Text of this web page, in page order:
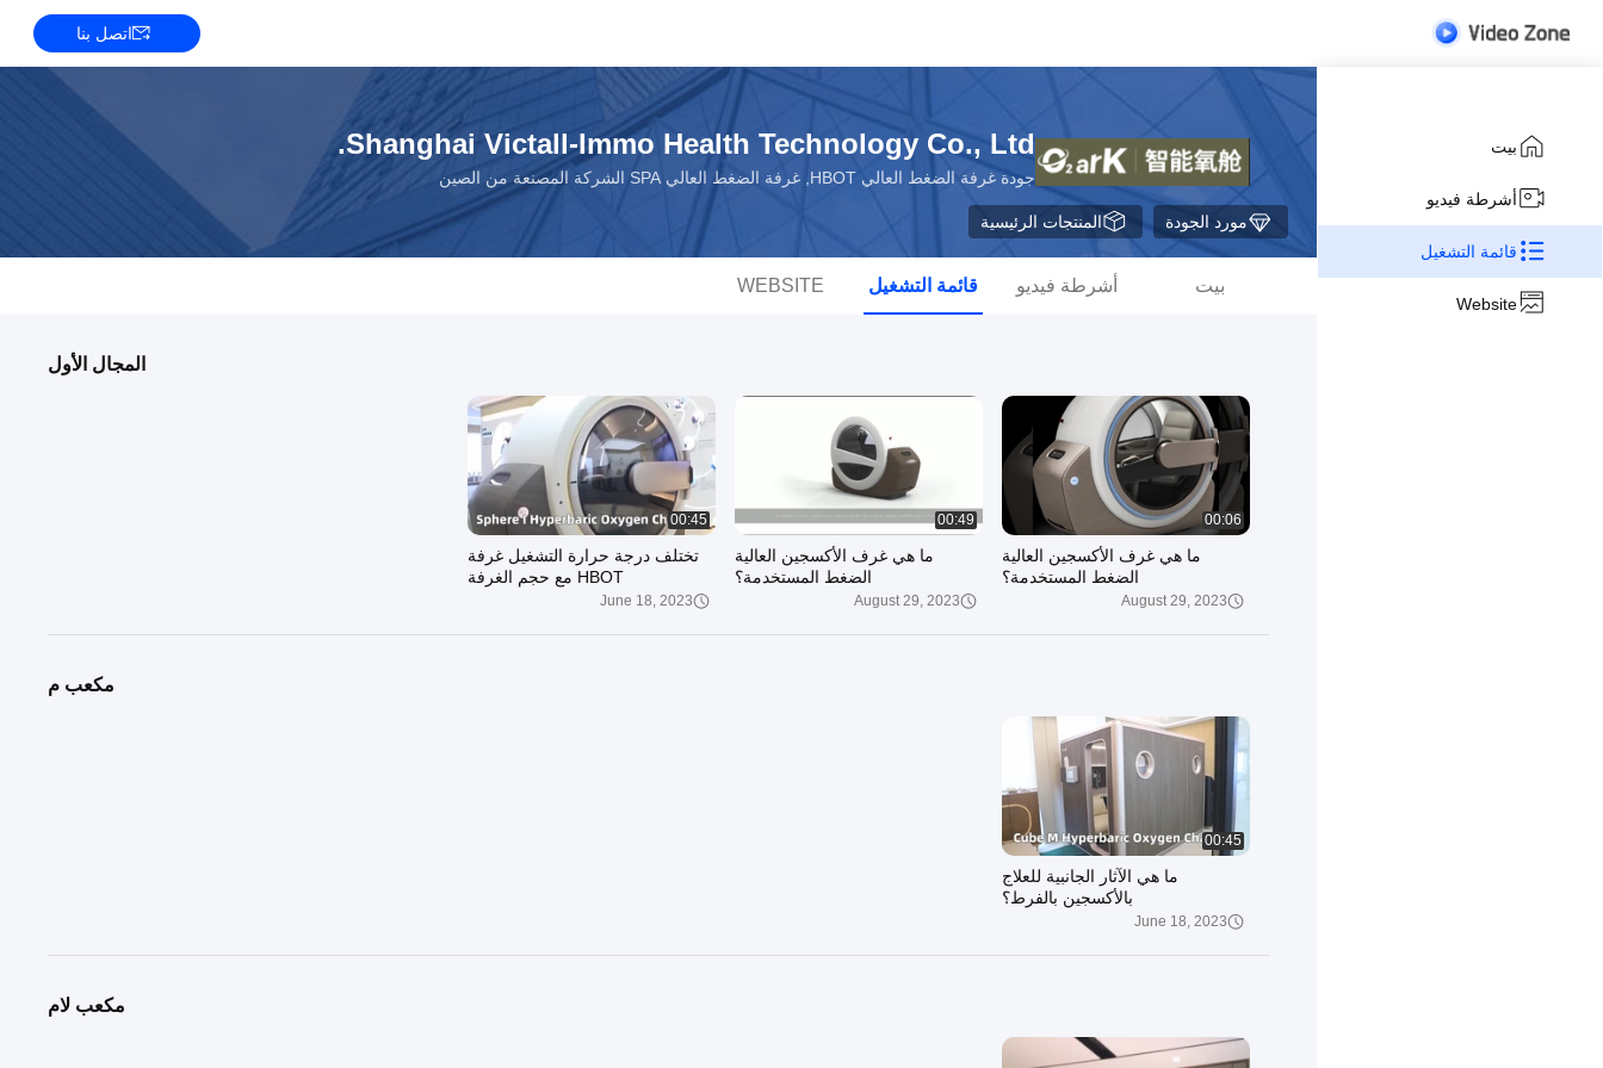
اتصل بنا
بيت
أشرطة فيديو
قائمة التشغيل
Website
Shanghai Victall-Immo Health Technology Co., Ltd.
جودة غرفة الضغط العالي HBOT, غرفة الضغط العالي SPA الشركة المصنعة من الصين
مورد الجودة المنتجات الرئيسية
بيت أشرطة فيديو قائمة التشغيل WEBSITE
المجال الأول
00:06
ما هي غرف الأكسجين العالية
الضغط المستخدمة؟
August 29, 2023
00:49
ما هي غرف الأكسجين العالية
الضغط المستخدمة؟
August 29, 2023
00:45
تختلف درجة حرارة التشغيل غرفة
HBOT مع حجم الغرفة
June 18, 2023
مكعب م
00:45
ما هي الآثار الجانبية للعلاج
بالأكسجين بالفرط؟
June 18, 2023
مكعب لام